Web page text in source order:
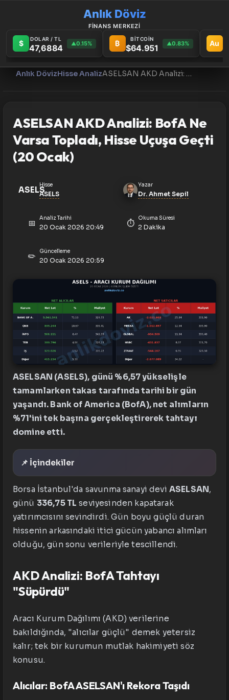
Anlık Döviz
FİNANS MERKEZİ
$ DOLAR / TL
47,6884 ▲0.15% ₿ BİTCOİN
$64.951 ▲0.83% Au
Anlık DövizHisse Analiz ASELSAN AKD Analizi: BofA Ne Varsa Topladı, Hisse Uçuşa Geçti (20 Ocak)
ASELSAN AKD Analizi: BofA Ne
Varsa Topladı, Hisse Uçuşa Geçti
(20 Ocak)
ASELS
Hisse
ASELS
Yazar
Dr. Ahmet Sepil
📅
Analiz Tarihi
20 Ocak 2026 20:49 ⏱️
Okuma Süresi
2 Dakika
✏️
Güncelleme
20 Ocak 2026 20:59
ASELSAN (ASELS), günü %6,57 yükselişle
tamamlarken takas tarafında tarihi bir gün
yaşandı. Bank of America (BofA), net alımların
%71'ini tek başına gerçekleştirerek tahtayı
domine etti.
📌 İçindekiler
Borsa İstanbul'da savunma sanayi devi ASELSAN ,
günü 336,75 TL seviyesinden kapatarak
yatırımcısını sevindirdi. Gün boyu güçlü duran
hissenin arkasındaki itici gücün yabancı alımları
olduğu, gün sonu verileriyle tescillendi.
AKD Analizi: BofA Tahtayı
"Süpürdü"
Aracı Kurum Dağılımı (AKD) verilerine
bakıldığında, "alıcılar güçlü" demek yetersiz
kalır; tek bir kurumun mutlak hakimiyeti söz
konusu.
Alıcılar: BofA ASELSAN'ı Rekora Taşıdı